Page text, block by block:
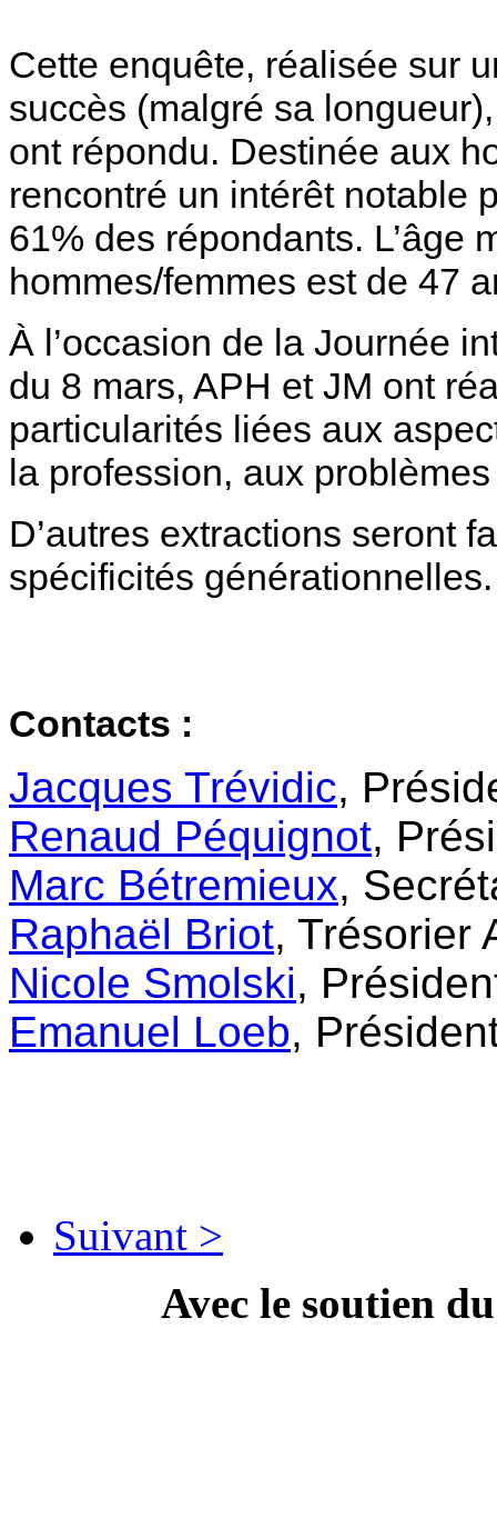
Cette enquête, réalisée sur
succès (malgré sa
ont répondu. Destinée aux
rencontré un intérêt notable
61% des répondants. L’âge
hommes/femmes est de 47
À l’occasion de la Journée
du 8 mars, APH et JM ont
particularités liées aux
la profession, aux
D’autres extractions seront
spécificités
Contacts :
Jacques Trévidic,
Renaud Péquignot,
Marc Bétremieux,
Raphaël Briot, Trésorier
Nicole Smolski,
Emanuel Loeb,
Suivant >
Avec le soutien